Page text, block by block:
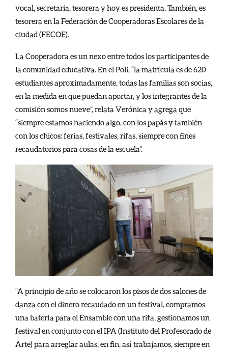
vocal, secretaria, tesorera y hoy es presidenta. También, es
tesorera en la Federación de Cooperadoras Escolares de la
ciudad (FECOE).
La Cooperadora es un nexo entre todos los participantes de
la comunidad educativa. En el Poli, “la matrícula es de 620
estudiantes aproximadamente, todas las familias son socias,
en la medida en que puedan aportar, y los integrantes de la
comisión somos nueve”, relata Verónica y agrega que
“siempre estamos haciendo algo, con los papás y también
con los chicos: ferias, festivales, rifas, siempre con fines
recaudatorios para cosas de la escuela”.
“A principio de año se colocaron los pisos de dos salones de
danza con el dinero recaudado en un festival, compramos
una batería para el Ensamble con una rifa, gestionamos un
festival en conjunto con el IPA (Instituto del Profesorado de
Arte) para arreglar aulas, en fin, así trabajamos, siempre en